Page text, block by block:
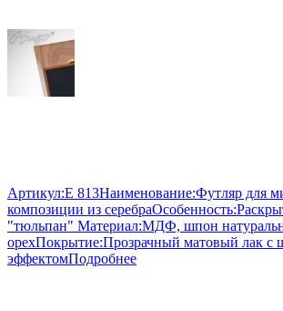
Артикул:E 813Наименование:Футляр для
композиции из серебраОсобенность:
"тюльпан" Материал:МДФ, шпон
орехПокрытие:Прозрачный матовый лак с
эффектомПодробнее